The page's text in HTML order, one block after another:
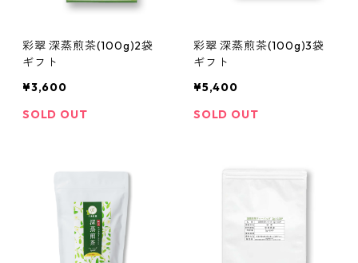
彩翠 深蒸煎茶(100g)2袋
ギフト
¥3,600
SOLD OUT
彩翠 深蒸煎茶(100g)3袋
ギフト
¥5,400
SOLD OUT